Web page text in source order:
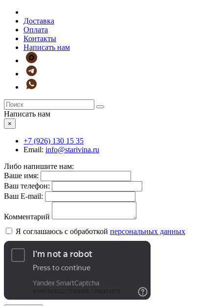
Доставка
Оплата
Контакты
Написать нам
Написать нам
×
+7 (926) 130 15 35
Email: info@starivina.ru
Либо напишите нам:
Ваше имя:
Ваш телефон:
Ваш E-mail:
Комментарий
Я соглашаюсь с обработкой персональных данных